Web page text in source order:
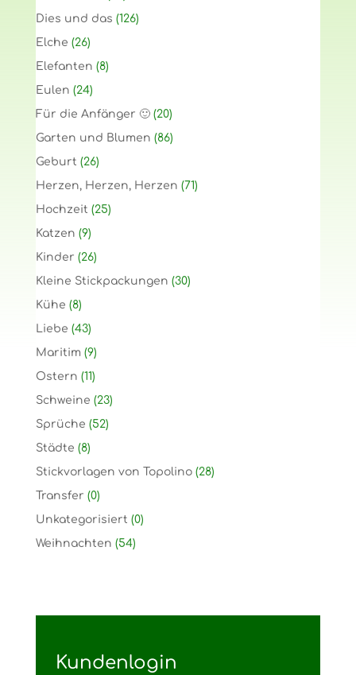
Dies und das (126)
Elche (26)
Elefanten (8)
Eulen (24)
Für die Anfänger 🙂 (20)
Garten und Blumen (86)
Geburt (26)
Herzen, Herzen, Herzen (71)
Hochzeit (25)
Katzen (9)
Kinder (26)
Kleine Stickpackungen (30)
Kühe (8)
Liebe (43)
Maritim (9)
Ostern (11)
Schweine (23)
Sprüche (52)
Städte (8)
Stickvorlagen von Topolino (28)
Transfer (0)
Unkategorisiert (0)
Weihnachten (54)
Kundenlogin